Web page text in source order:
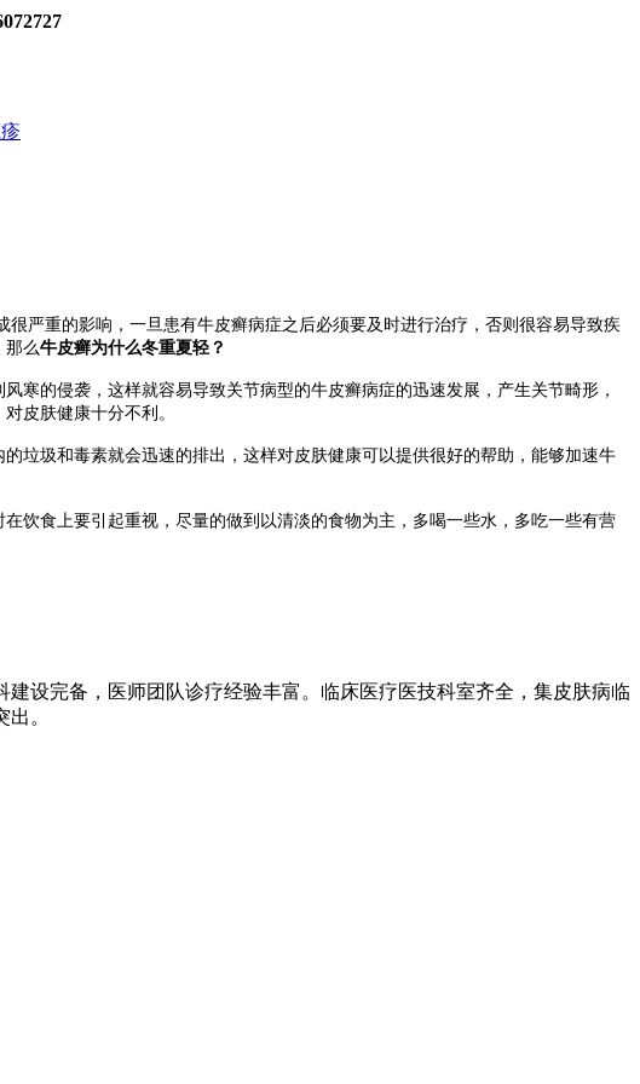
严重的影响，一旦患有牛皮癣病症之后必须要及时进行治疗，否则很容易导致疾
那么牛皮癣为什么冬重夏轻？
的侵袭，这样就容易导致关节病型的牛皮癣病症的迅速发展，产生关节畸形，
皮肤健康十分不利。
圾和毒素就会迅速的排出，这样对皮肤健康可以提供很好的帮助，能够加速牛
食上要引起重视，尽量的做到以清淡的食物为主，多喝一些水，多吃一些有营
设完备，医师团队诊疗经验丰富。临床医疗医技科室齐全，集皮肤病临
。